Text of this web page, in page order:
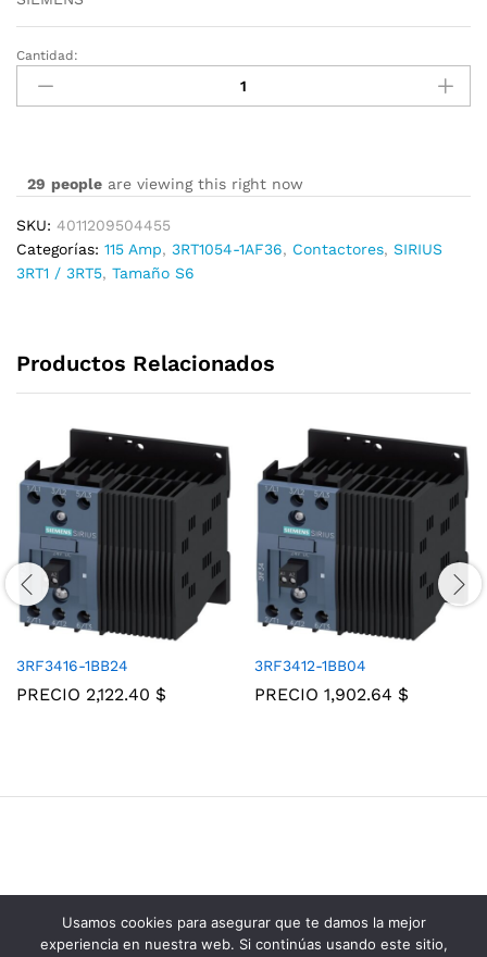
3RT1054-
1AF36
cantidad
Cantidad:
29 people are viewing this right now
SKU: 4011209504455
Categorías: 115 Amp, 3RT1054-1AF36, Contactores, SIRIUS
3RT1 / 3RT5, Tamaño S6
Productos Relacionados
3RF3416-1BB24
PRECIO 2,122.40 $
3RF3412-1BB04
PRECIO 1,902.64 $
Grupo Consolidados de Electricos © 2025
Usamos cookies para asegurar que te damos la mejor
experiencia en nuestra web. Si continúas usando este sitio,